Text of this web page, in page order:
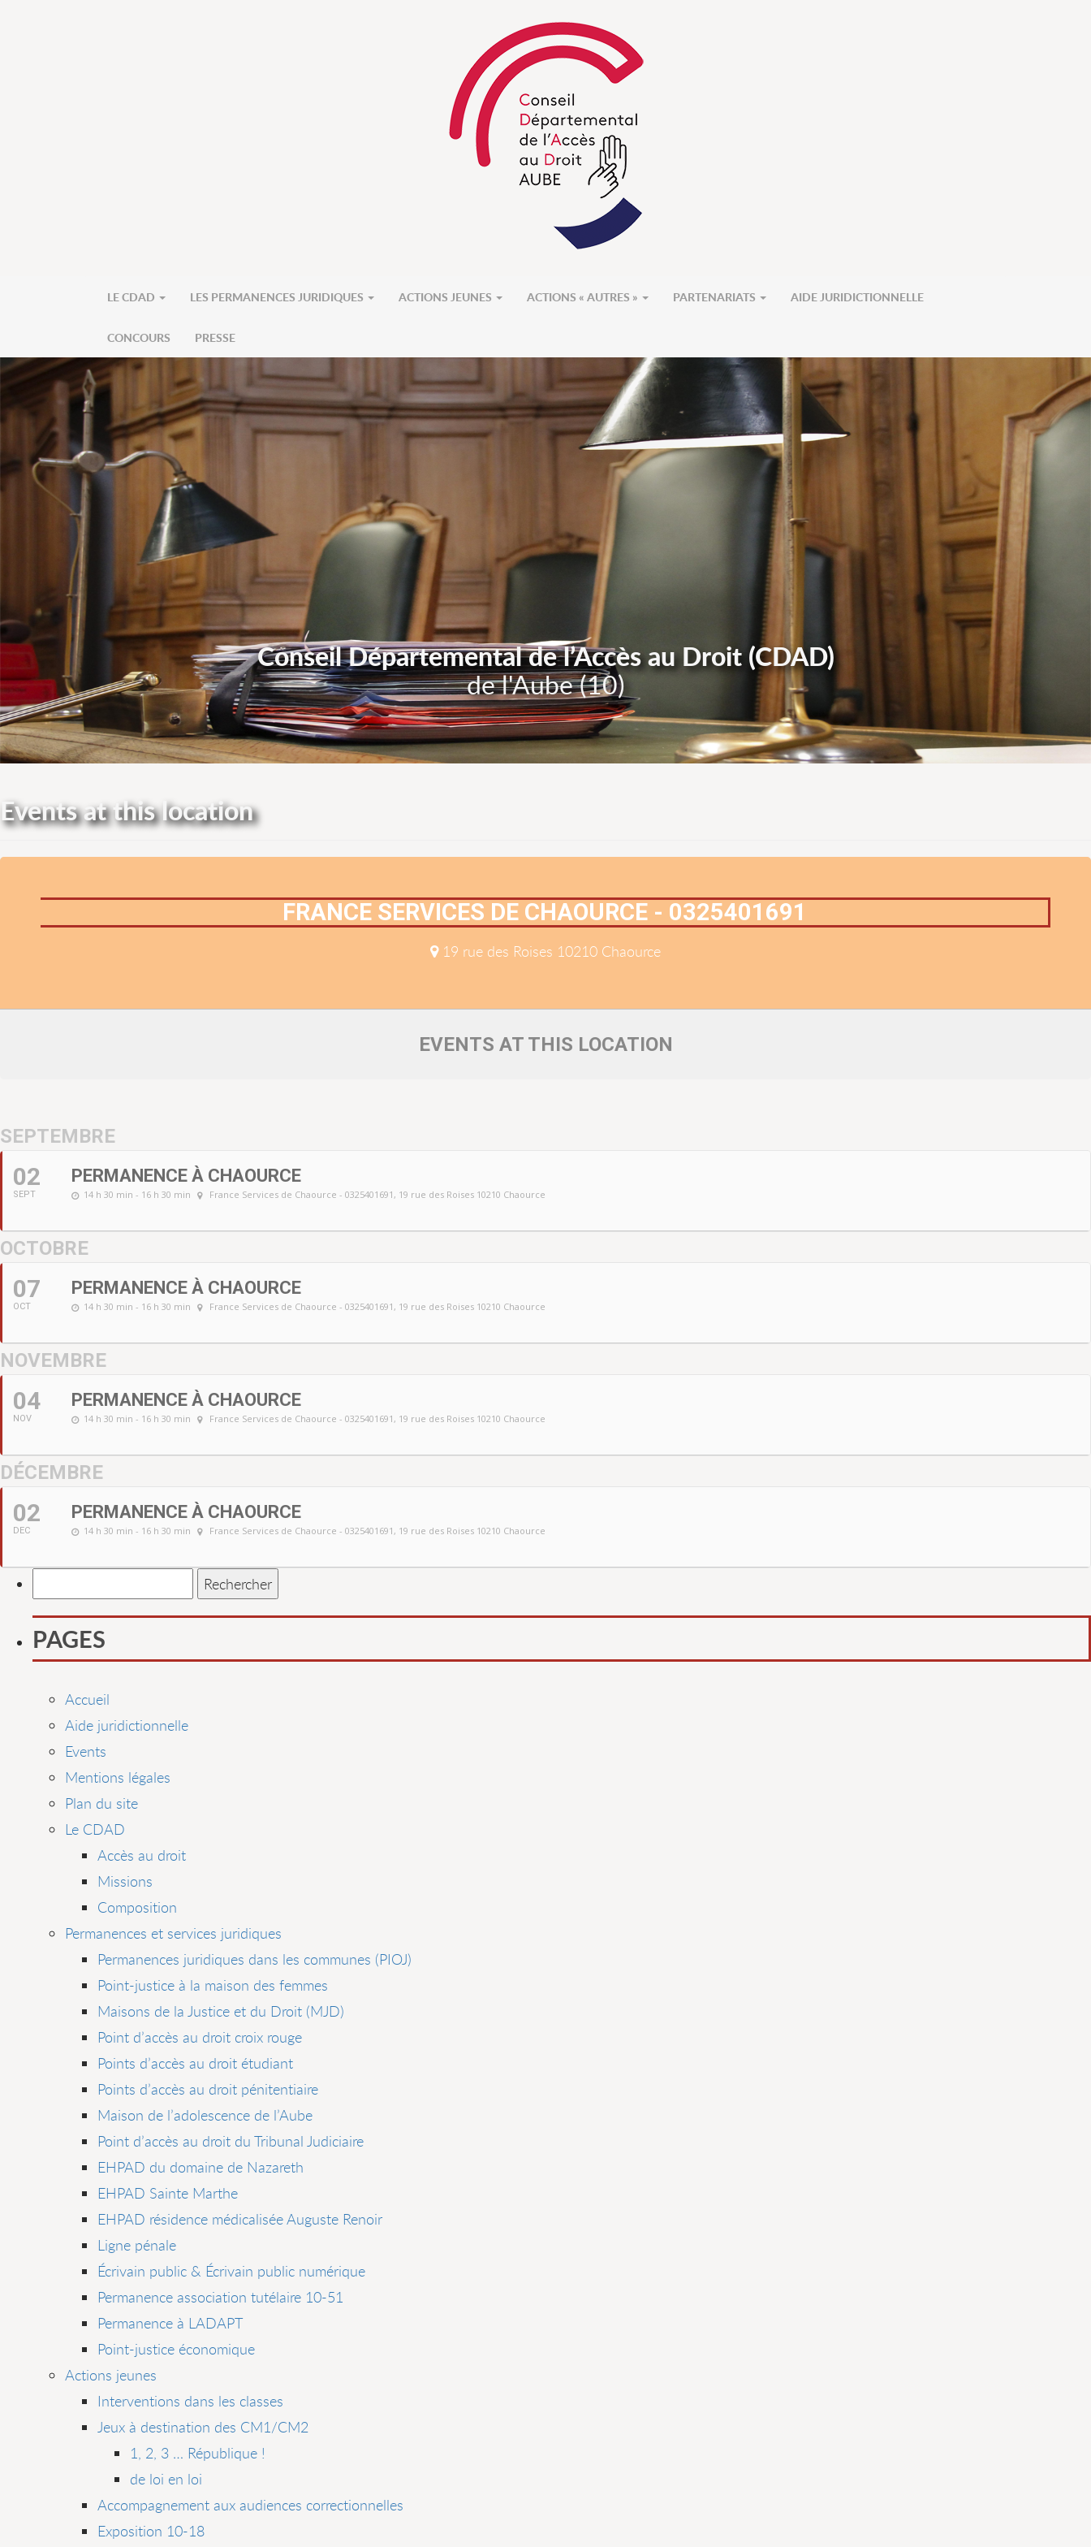
LE CDAD LES PERMANENCES JURIDIQUES ACTIONS JEUNES ACTIONS « AUTRES » PARTENARIATS AIDE JURIDICTIONNELLE
CONCOURS PRESSE
Conseil Départemental de l’Accès au Droit (CDAD)
de l'Aube (10)
Events at this location
FRANCE SERVICES DE CHAOURCE - 0325401691
19 rue des Roises 10210 Chaource
EVENTS AT THIS LOCATION
SEPTEMBRE
02
SEPT
PERMANENCE À CHAOURCE
14 h 30 min - 16 h 30 min France Services de Chaource - 0325401691 , 19 rue des Roises 10210 Chaource
OCTOBRE
07
OCT
PERMANENCE À CHAOURCE
14 h 30 min - 16 h 30 min France Services de Chaource - 0325401691 , 19 rue des Roises 10210 Chaource
NOVEMBRE
04
NOV
PERMANENCE À CHAOURCE
14 h 30 min - 16 h 30 min France Services de Chaource - 0325401691 , 19 rue des Roises 10210 Chaource
DÉCEMBRE
02
DEC
PERMANENCE À CHAOURCE
14 h 30 min - 16 h 30 min France Services de Chaource - 0325401691 , 19 rue des Roises 10210 Chaource
PAGES
Accueil
Aide juridictionnelle
Events
Mentions légales
Plan du site
Le CDAD
Accès au droit
Missions
Composition
Permanences et services juridiques
Permanences juridiques dans les communes (PIOJ)
Point-justice à la maison des femmes
Maisons de la Justice et du Droit (MJD)
Point d’accès au droit croix rouge
Points d’accès au droit étudiant
Points d’accès au droit pénitentiaire
Maison de l’adolescence de l’Aube
Point d’accès au droit du Tribunal Judiciaire
EHPAD du domaine de Nazareth
EHPAD Sainte Marthe
EHPAD résidence médicalisée Auguste Renoir
Ligne pénale
Écrivain public & Écrivain public numérique
Permanence association tutélaire 10-51
Permanence à LADAPT
Point-justice économique
Actions jeunes
Interventions dans les classes
Jeux à destination des CM1/CM2
1, 2, 3 … République !
de loi en loi
Accompagnement aux audiences correctionnelles
Exposition 10-18